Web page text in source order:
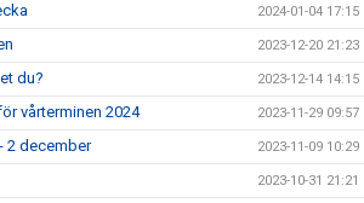
2024-01-04 17:15
2023-12-20 21:23
du? 2023-12-14 14:15
vårterminen 2024 2023-11-29 09:57
2 december 2023-11-09 10:29
2023-10-31 21:21